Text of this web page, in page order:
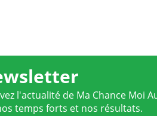
l'actualité de Ma Chance Moi
temps forts et nos résultats.